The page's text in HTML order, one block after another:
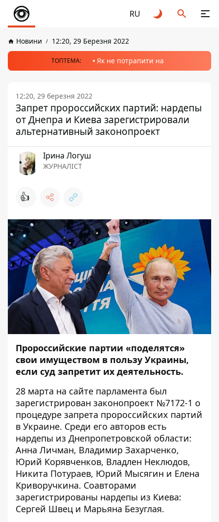
RU
Новини 12:20, 29 Березня 2022
ТОПТЕМА: Як не потрапити на
12:20, 29 березня 2022
Запрет пророссийских партий: нардепы
от Днепра и Киева зарегистрировали
альтернативный законопроект
Ірина Логуш
ЖУРНАЛІСТ
👍
Пророссийские партии «поделятся»
свои имуществом в пользу Украины,
если суд запретит их деятельность.
28 марта на сайте парламента был
зарегистрирован законопроект №7172-1 о
процедуре запрета пророссийских партий
в Украине. Среди его авторов есть
нардепы из Днепропетровской области:
Анна Личман, Владимир Захарченко,
Юрий Корявченков, Владлен Неклюдов,
Никита Потураев, Юрий Мысягин и Елена
Криворучкина. Соавторами
зарегистрированы нардепы из Киева:
Сергей Швец и Марьяна Безуглая.